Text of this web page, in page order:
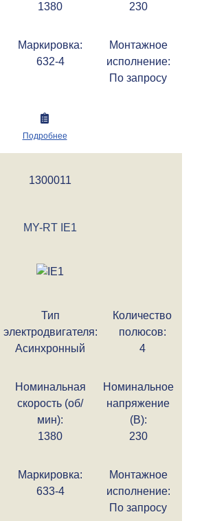
1380
230
Маркировка:
632-4
Монтажное
исполнение:
По запросу
Подробнее
1300011
MY-RT IE1
Тип
электродвигателя:
Асинхронный
Количество
полюсов:
4
Номинальная
скорость (об/
мин):
1380
Номинальное
напряжение
(В):
230
Маркировка:
633-4
Монтажное
исполнение:
По запросу